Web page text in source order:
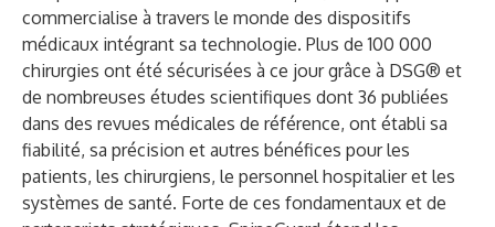
commercialise à travers le monde des dispositifs
médicaux intégrant sa technologie. Plus de 100 000
chirurgies ont été sécurisées à ce jour grâce à DSG® et
de nombreuses études scientifiques dont 36 publiées
dans des revues médicales de référence, ont établi sa
fiabilité, sa précision et autres bénéfices pour les
patients, les chirurgiens, le personnel hospitalier et les
systèmes de santé. Forte de ces fondamentaux et de